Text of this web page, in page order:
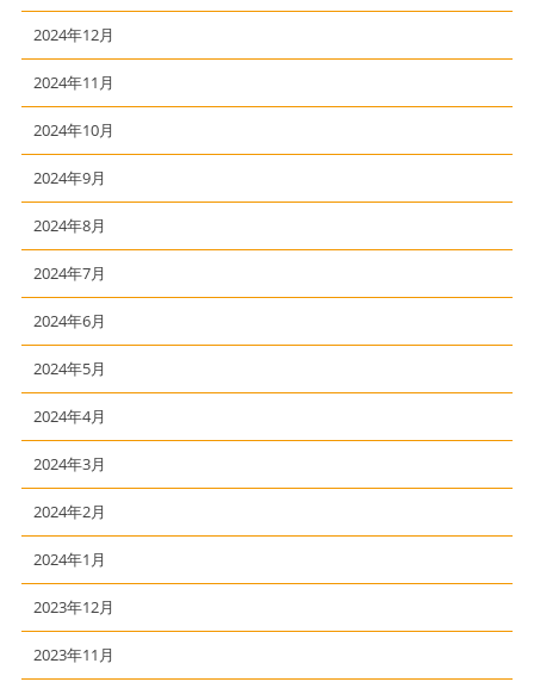
2024年12月
2024年11月
2024年10月
2024年9月
2024年8月
2024年7月
2024年6月
2024年5月
2024年4月
2024年3月
2024年2月
2024年1月
2023年12月
2023年11月